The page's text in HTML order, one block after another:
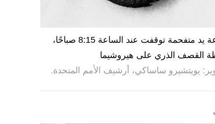
ساعة يد متفحمة توقفت عند الساعة 8:15 صباحًا،
القصف الذري على هيروشيما
يويتشيرو ساساكي، أرشيف الأمم المتحدة.